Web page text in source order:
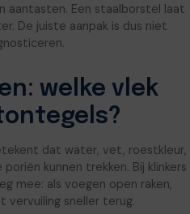
aantasten. Een staalborstel laat
De juiste aanpak is dus niet
welke vlek
dat water, vet, roestkleur,
kunnen trekken. Bij klinkers
mee: als voegen open raken,
vervuiling sneller terug.